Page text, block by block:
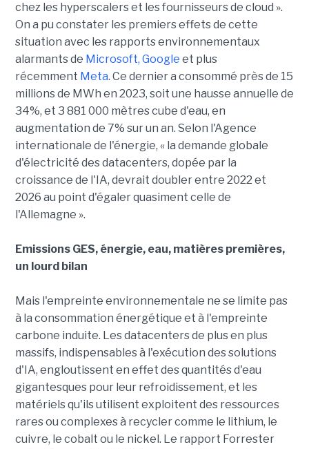
chez les hyperscalers et les fournisseurs de cloud ».
On a pu constater les premiers effets de cette
situation avec les rapports environnementaux
alarmants de Microsoft, Google et plus
récemment Meta. Ce dernier a consommé près de 15
millions de MWh en 2023, soit une hausse annuelle de
34%, et 3 881 000 mètres cube d'eau, en
augmentation de 7% sur un an. Selon l'Agence
internationale de l'énergie, « la demande globale
d'électricité des datacenters, dopée par la
croissance de l'IA, devrait doubler entre 2022 et
2026 au point d'égaler quasiment celle de
l'Allemagne ».
Emissions GES, énergie, eau, matières premières,
un lourd bilan
Mais l'empreinte environnementale ne se limite pas
à la consommation énergétique et à l'empreinte
carbone induite. Les datacenters de plus en plus
massifs, indispensables à l'exécution des solutions
d'IA, engloutissent en effet des quantités d'eau
gigantesques pour leur refroidissement, et les
matériels qu'ils utilisent exploitent des ressources
rares ou complexes à recycler comme le lithium, le
cuivre, le cobalt ou le nickel. Le rapport Forrester